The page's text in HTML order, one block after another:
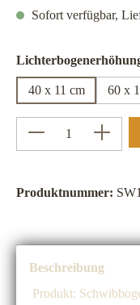
Sofort verfügbar,
40 x 11 cm 60 x
Produkt
Produktnummer:
Beschreibung
Produkt: